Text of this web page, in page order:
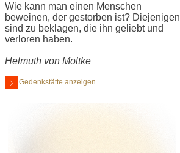
Wie kann man einen Menschen
beweinen, der gestorben ist? Diejenigen
sind zu beklagen, die ihn geliebt und
verloren haben.
Helmuth von Moltke
Gedenkstätte anzeigen